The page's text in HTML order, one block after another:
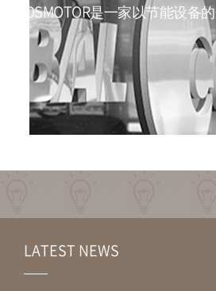
COSMOTOR是一家以节能设备
LATEST NEWS